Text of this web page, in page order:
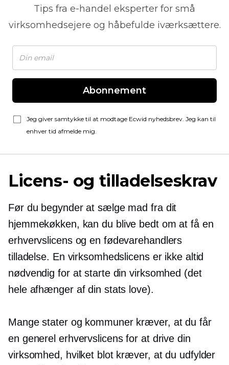
Tips fra e-handel eksperter for små
virksomhedsejere og håbefulde iværksættere.
Abonnement
Jeg giver samtykke til at modtage Ecwid nyhedsbrev. Jeg kan til
enhver tid afmelde mig.
Licens- og tilladelseskrav
Før du begynder at sælge mad fra dit
hjemmekøkken, kan du blive bedt om at få en
erhvervslicens og en fødevarehandlers
tilladelse. En virksomhedslicens er ikke altid
nødvendig for at starte din virksomhed (det
hele afhænger af din stats love).
Mange stater og kommuner kræver, at du får
en generel erhvervslicens for at drive din
virksomhed, hvilket blot kræver, at du udfylder